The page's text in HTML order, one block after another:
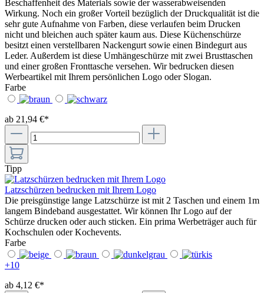
Beschaffenheit des Materials sowie der wasserabweisenden
Wirkung. Noch ein großer Vorteil bezüglich der Druckqualität ist die
sehr gute Aufnahme von Farben, diese verlaufen beim Drucken
nicht und bleichen auch später kaum aus. Diese Küchenschürze
besitzt einen verstellbaren Nackengurt sowie einen Bindegurt aus
Leder. Außerdem ist diese Umhängeschürze mit zwei Brusttaschen
und einer großen Fronttasche versehen. Wir bedrucken diesen
Werbeartikel mit Ihrem persönlichen Logo oder Slogan.
Farbe
ab 21,94 €*
Tipp
Latzschürzen bedrucken mit Ihrem Logo
Die preisgünstige lange Latzschürze ist mit 2 Taschen und einem 1m
langem Bindeband ausgestattet. Wir können Ihr Logo auf der
Schürze drucken oder auch sticken. Ein prima Werbeträger auch für
Kochschulen oder Kochevents.
Farbe
+10
ab 4,12 €*